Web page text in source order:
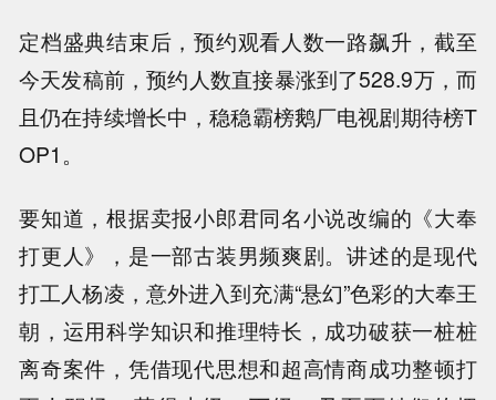
定档盛典结束后，预约观看人数一路飙升，截至
今天发稿前，预约人数直接暴涨到了528.9万，而
且仍在持续增长中，稳稳霸榜鹅厂电视剧期待榜T
OP1。
要知道，根据卖报小郎君同名小说改编的《大奉
打更人》，是一部古装男频爽剧。讲述的是现代
打工人杨凌，意外进入到充满“悬幻”色彩的大奉王
朝，运用科学知识和推理特长，成功破获一桩桩
离奇案件，凭借现代思想和超高情商成功整顿打